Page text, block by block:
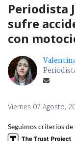
Periodista
sufre
con
Viernes 07 Agosto,
Seguimos criterios de